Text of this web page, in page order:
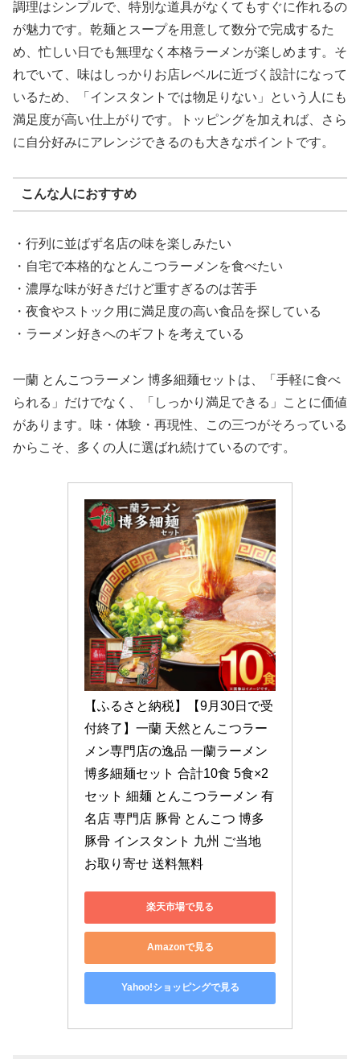
調理はシンプルで、特別な道具がなくてもすぐに作れるの
が魅力です。乾麺とスープを用意して数分で完成するた
め、忙しい日でも無理なく本格ラーメンが楽しめます。そ
れでいて、味はしっかりお店レベルに近づく設計になって
いるため、「インスタントでは物足りない」という人にも
満足度が高い仕上がりです。トッピングを加えれば、さら
に自分好みにアレンジできるのも大きなポイントです。
こんな人におすすめ
・行列に並ばず名店の味を楽しみたい
・自宅で本格的なとんこつラーメンを食べたい
・濃厚な味が好きだけど重すぎるのは苦手
・夜食やストック用に満足度の高い食品を探している
・ラーメン好きへのギフトを考えている
一蘭 とんこつラーメン 博多細麺セットは、「手軽に食べ
られる」だけでなく、「しっかり満足できる」ことに価値
があります。味・体験・再現性、この三つがそろっている
からこそ、多くの人に選ばれ続けているのです。
【ふるさと納税】【9月30日で受
付終了】一蘭 天然とんこつラー
メン専門店の逸品 一蘭ラーメン
博多細麺セット 合計10食 5食×2
セット 細麺 とんこつラーメン 有
名店 専門店 豚骨 とんこつ 博多
豚骨 インスタント 九州 ご当地
お取り寄せ 送料無料
楽天市場で見る
Amazonで見る
Yahoo!ショッピングで見る